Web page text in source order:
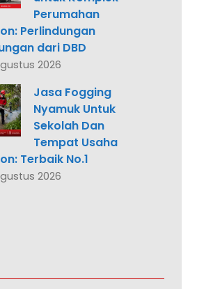
Perumahan
Perlindungan
dari DBD
2026
Jasa Fogging
Nyamuk Untuk
Sekolah Dan
Tempat Usaha
Terbaik No.1
2026